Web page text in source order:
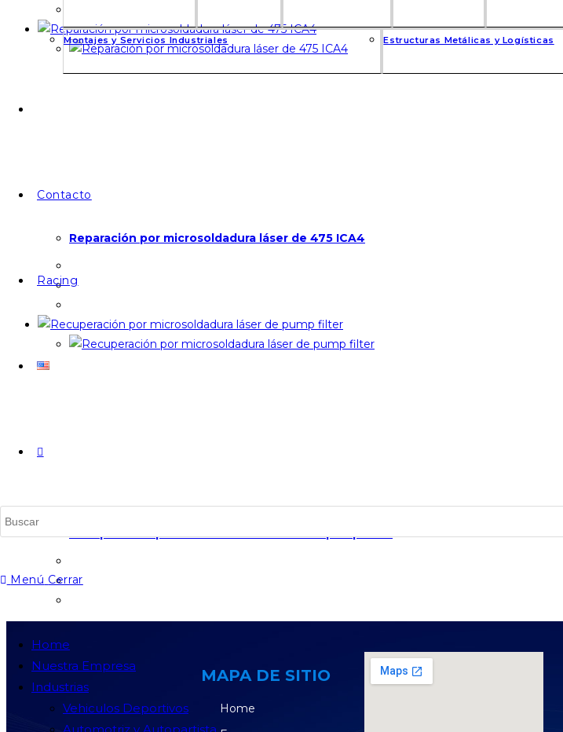
Montajes y Servicios Industriales Estructuras Metálicas y Logísticas
Contacto
Racing
Menú Cerrar
Home
Nuestra Empresa
Industrias
Vehiculos Deportivos
Reparación por microsoldadura láser de 475 ICA4
Recuperación por microsoldadura láser de pump filter
MAPA DE SITIO
Home